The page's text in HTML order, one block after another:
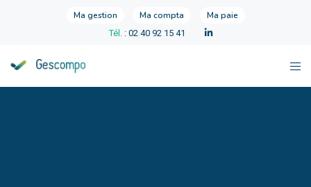
Ma gestion Ma compta Ma paie
Tél. : 02 40 92 15 41